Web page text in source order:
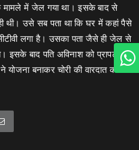
मामले में जेल गया था। इसके बाद से
थी। उसे सब पता था कि घर में कहां पैसे
लगा है। उसका पता जैसे ही जेल से
बाद पति अविनाश को प्रापर्टी
बनाकर चोरी की वारदात की और